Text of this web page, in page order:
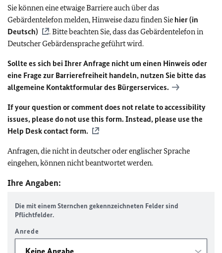
Sie können eine etwaige Barriere auch über das
Gebärdentelefon melden, Hinweise dazu finden Sie hier (in
Deutsch)
. Bitte beachten Sie, dass das Gebärdentelefon in
Deutscher Gebärdensprache geführt wird.
Sollte es sich bei Ihrer Anfrage nicht um einen Hinweis oder
eine Frage zur Barrierefreiheit handeln, nutzen Sie bitte das
allgemeine Kontaktformular des Bürgerservices.
If your question or comment does not relate to accessibility
issues, please do not use this form. Instead, please use the
Help Desk contact form.
Anfragen, die nicht in deutscher oder englischer Sprache
eingehen, können nicht beantwortet werden.
Ihre Angaben:
Die mit einem Sternchen gekennzeichneten Felder sind
Pflichtfelder.
Anrede